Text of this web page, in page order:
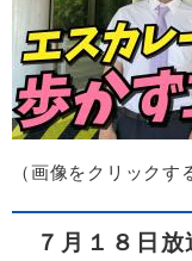
（画像をクリックす
７月１８日放